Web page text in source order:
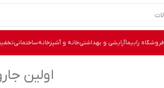
فروشگاه رابیماآرایشی و بهداشتیخانه و آشپزخانهساختمانی
اولین